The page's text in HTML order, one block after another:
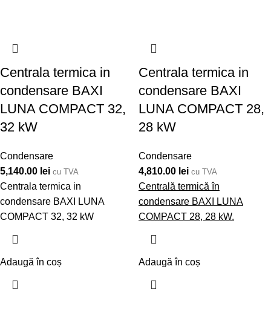
Centrala termica in
condensare BAXI
LUNA COMPACT 32,
32 kW
Condensare
5,140.00 lei cu TVA
Centrala termica in
condensare BAXI LUNA
COMPACT 32, 32 kW
Adaugă în coș
Centrala termica in
condensare BAXI
LUNA COMPACT 28,
28 kW
Condensare
4,810.00 lei cu TVA
Centrală termică în
condensare BAXI LUNA
COMPACT 28, 28 kW.
Adaugă în coș